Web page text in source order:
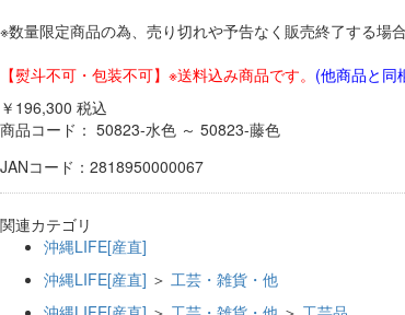
※数量限定商品の為、売り切れや予告なく販売終了する場合
【熨斗不可・包装不可】※送料込み商品です。 (他商品と同
￥196,300 税込
商品コード： 50823-水色 ～ 50823-藤色
JANコード：2818950000067
関連カテゴリ
沖縄LIFE[産直]
沖縄LIFE[産直] ＞ 工芸・雑貨・他